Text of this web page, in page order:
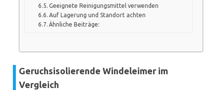
Geeignete Reinigungsmittel verwenden
Auf Lagerung und Standort achten
Ähnliche Beiträge:
Geruchsisolierende Windeleimer im
Vergleich